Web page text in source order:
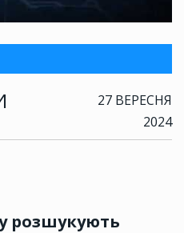
27 ВЕРЕСНЯ
2024
розшукують